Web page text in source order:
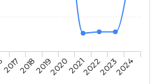
20172018201920202021202220232024